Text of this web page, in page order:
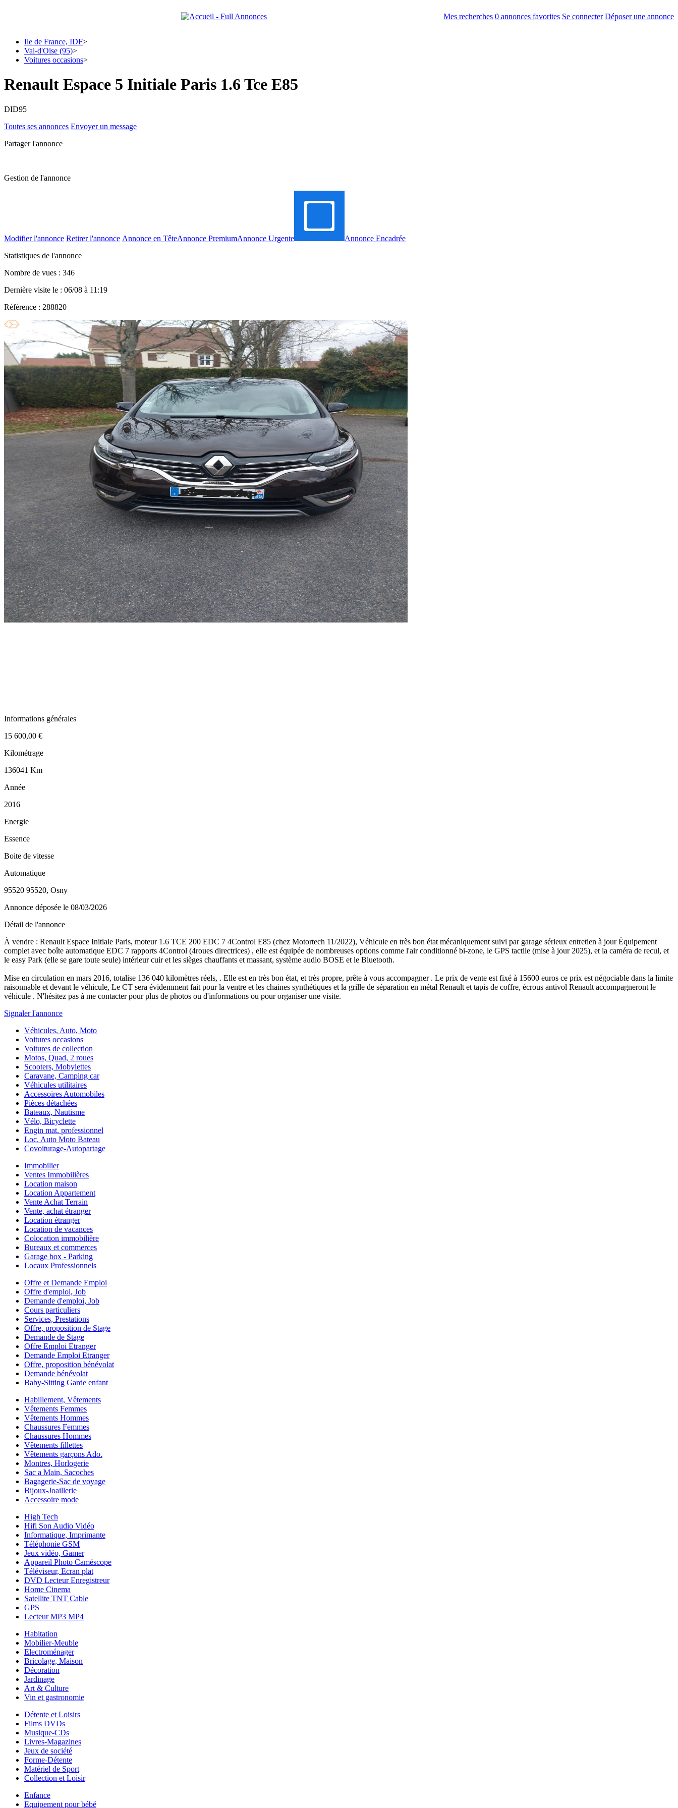
Mes recherches 0 annonces favorites Se connecter Déposer une annonce
Ile de France, IDF>
Val-d'Oise (95)>
Voitures occasions>
Renault Espace 5 Initiale Paris 1.6 Tce E85
DID95
Toutes ses annonces Envoyer un message
Partager l'annonce
Gestion de l'annonce
Modifier l'annonce Retirer l'annonce Annonce en TêteAnnonce PremiumAnnonce Urgente
Annonce Encadrée
Statistiques de l'annonce
Nombre de vues : 346
Dernière visite le : 06/08 à 11:19
Référence : 288820
Informations générales
15 600,00 €
Kilométrage
136041 Km
Année
2016
Energie
Essence
Boite de vitesse
Automatique
95520 95520, Osny
Annonce déposée le 08/03/2026
Détail de l'annonce
À vendre : Renault Espace Initiale Paris, moteur 1.6 TCE 200 EDC 7 4Control E85 (chez Motortech 11/2022), Véhicule en très bon état mécaniquement suivi par garage sérieux entretien à jour Équipement
complet avec boîte automatique EDC 7 rapports 4Control (4roues directrices) , elle est équipée de nombreuses options comme l'air conditionné bi-zone, le GPS tactile (mise à jour 2025), et la caméra de recul, et
le easy Park (elle se gare toute seule) intérieur cuir et les sièges chauffants et massant, système audio BOSE et le Bluetooth.
Mise en circulation en mars 2016, totalise 136 040 kilomètres réels, . Elle est en très bon état, et très propre, prête à vous accompagner . Le prix de vente est fixé à 15600 euros ce prix est négociable dans la limite
raisonnable et devant le véhicule, Le CT sera évidemment fait pour la ventre et les chaines synthétiques et la grille de séparation en métal Renault et tapis de coffre, écrous antivol Renault accompagneront le
véhicule . N'hésitez pas à me contacter pour plus de photos ou d'informations ou pour organiser une visite.
Signaler l'annonce
Véhicules, Auto, Moto
Voitures occasions
Voitures de collection
Motos, Quad, 2 roues
Scooters, Mobylettes
Caravane, Camping car
Véhicules utilitaires
Accessoires Automobiles
Pièces détachées
Bateaux, Nautisme
Vélo, Bicyclette
Engin mat. professionnel
Loc. Auto Moto Bateau
Covoiturage-Autopartage
Immobilier
Ventes Immobilières
Location maison
Location Appartement
Vente Achat Terrain
Vente, achat étranger
Location étranger
Location de vacances
Colocation immobilière
Bureaux et commerces
Garage box - Parking
Locaux Professionnels
Offre et Demande Emploi
Offre d'emploi, Job
Demande d'emploi, Job
Cours particuliers
Services, Prestations
Offre, proposition de Stage
Demande de Stage
Offre Emploi Etranger
Demande Emploi Etranger
Offre, proposition bénévolat
Demande bénévolat
Baby-Sitting Garde enfant
Habillement, Vêtements
Vêtements Femmes
Vêtements Hommes
Chaussures Femmes
Chaussures Hommes
Vêtements fillettes
Vêtements garçons Ado.
Montres, Horlogerie
Sac a Main, Sacoches
Bagagerie-Sac de voyage
Bijoux-Joaillerie
Accessoire mode
High Tech
Hifi Son Audio Vidéo
Informatique, Imprimante
Téléphonie GSM
Jeux vidéo, Gamer
Appareil Photo Caméscope
Téléviseur, Ecran plat
DVD Lecteur Enregistreur
Home Cinema
Satellite TNT Cable
GPS
Lecteur MP3 MP4
Habitation
Mobilier-Meuble
Electroménager
Bricolage, Maison
Décoration
Jardinage
Art & Culture
Vin et gastronomie
Détente et Loisirs
Films DVDs
Musique-CDs
Livres-Magazines
Jeux de société
Forme-Détente
Matériel de Sport
Collection et Loisir
Enfance
Equipement pour bébé